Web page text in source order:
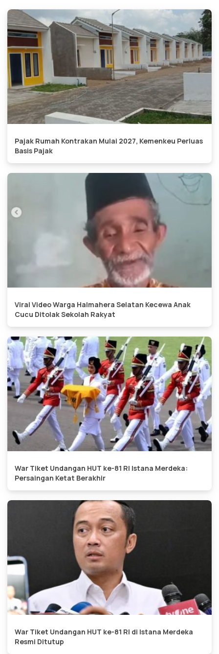
Pajak Rumah Kontrakan Mulai 2027, Kemenkeu Perluas
Basis Pajak
Viral Video Warga Halmahera Selatan Kecewa Anak
Cucu Ditolak Sekolah Rakyat
War Tiket Undangan HUT ke-81 RI Istana Merdeka:
Persaingan Ketat Berakhir
War Tiket Undangan HUT ke-81 RI di Istana Merdeka
Resmi Ditutup